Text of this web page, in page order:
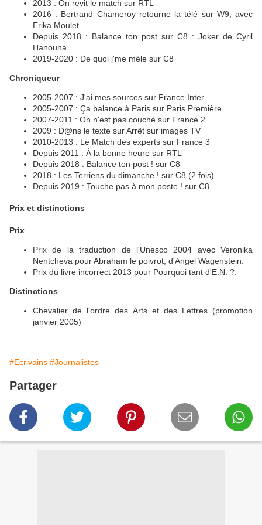
2013 : On revit le match sur RTL
2016 : Bertrand Chameroy retourne la télé sur W9, avec
Erika Moulet
Depuis 2018 : Balance ton post sur C8 : Joker de Cyril
Hanouna
2019-2020 : De quoi j'me mêle sur C8
Chroniqueur
2005-2007 : J'ai mes sources sur France Inter
2005-2007 : Ça balance à Paris sur Paris Première
2007-2011 : On n'est pas couché sur France 2
2009 : D@ns le texte sur Arrêt sur images TV
2010-2013 : Le Match des experts sur France 3
Depuis 2011 : À la bonne heure sur RTL
Depuis 2018 : Balance ton post ! sur C8
2018 : Les Terriens du dimanche ! sur C8 (2 fois)
Depuis 2019 : Touche pas à mon poste ! sur C8
Prix et distinctions
Prix
Prix de la traduction de l'Unesco 2004 avec Veronika
Nentcheva pour Abraham le poivrot, d'Angel Wagenstein.
Prix du livre incorrect 2013 pour Pourquoi tant d'E.N. ?.
Distinctions
Chevalier de l'ordre des Arts et des Lettres (promotion
janvier 2005)
#Ecrivains #Journalistes
Partager